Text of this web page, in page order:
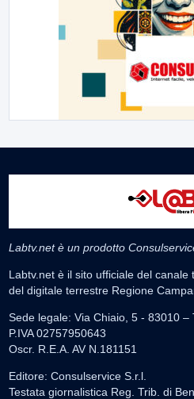
Labtv.net è un prodotto
Labtv.net è il sito ufficiale del
del digitale terrestre Regione
Sede legale: Via Chiaio, 5 - 83010 –
P.IVA 02757950643
Oscr. R.E.A. AV N.181151
Editore: Consulservice S.r.l.
Testata giornalistica Reg. Trib. di